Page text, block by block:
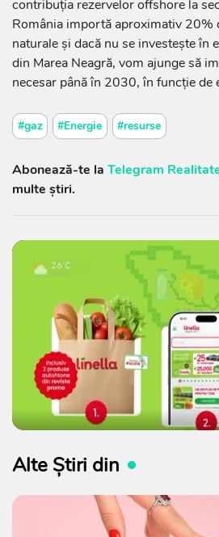
contribuția rezervelor offshore la
România importă aproximativ 20%
naturale și dacă nu se investește în
din Marea Neagră, vom ajunge să
necesar până în 2030, în funcție de
#gaz #Energie #resurse
Abonează-te la Telegram
multe știri.
Alte Știri din